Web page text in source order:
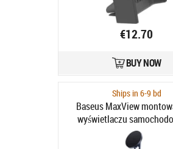
€12.70
BUY NOW
Ships in 6-9 bd
Baseus MaxView
wyświetlaczu
szary - Uchwyt